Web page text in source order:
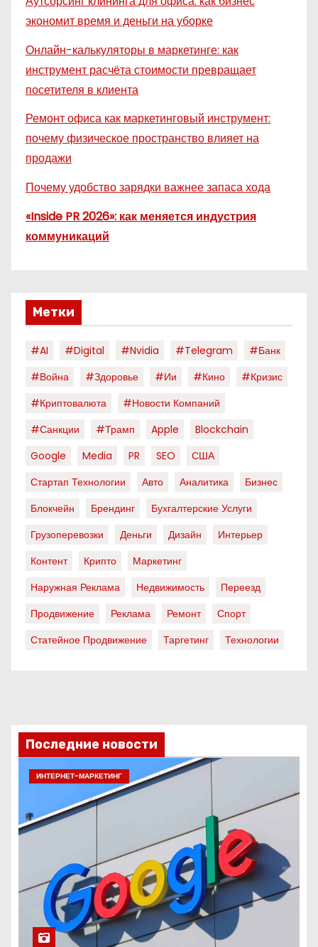
экономит время и деньги на уборке
Онлайн-калькуляторы в маркетинге: как
инструмент расчёта стоимости превращает
посетителя в клиента
Ремонт офиса как маркетинговый инструмент:
почему физическое пространство влияет на
продажи
Почему удобство зарядки важнее запаса хода
«Inside PR 2026»: как меняется индустрия
коммуникаций
Метки
#AI #digital #nvidia #telegram
#банк
#война
#здоровье #ии #кино
#кризис
#криптовалюта
#новости Компаний
#санкции
#трамп Apple
Blockchain
Google
Media PR SEO
США
Стартап Технологии
Авто Аналитика
Бизнес
Блокчейн
Брендинг
Бухгалтерские Услуги
Грузоперевозки
Деньги Дизайн
Интерьер
Контент
Крипто
Маркетинг
Наружная Реклама
Недвижимость
Переезд
Продвижение
Реклама Ремонт
Спорт
Статейное Продвижение
Таргетинг Технологии
Последние новости
ИНТЕРНЕТ-МАРКЕТИНГ